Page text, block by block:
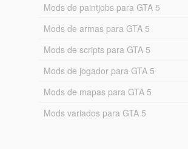
Mods de paintjobs para GTA 5
Mods de armas para GTA 5
Mods de scripts para GTA 5
Mods de jogador para GTA 5
Mods de mapas para GTA 5
Mods variados para GTA 5